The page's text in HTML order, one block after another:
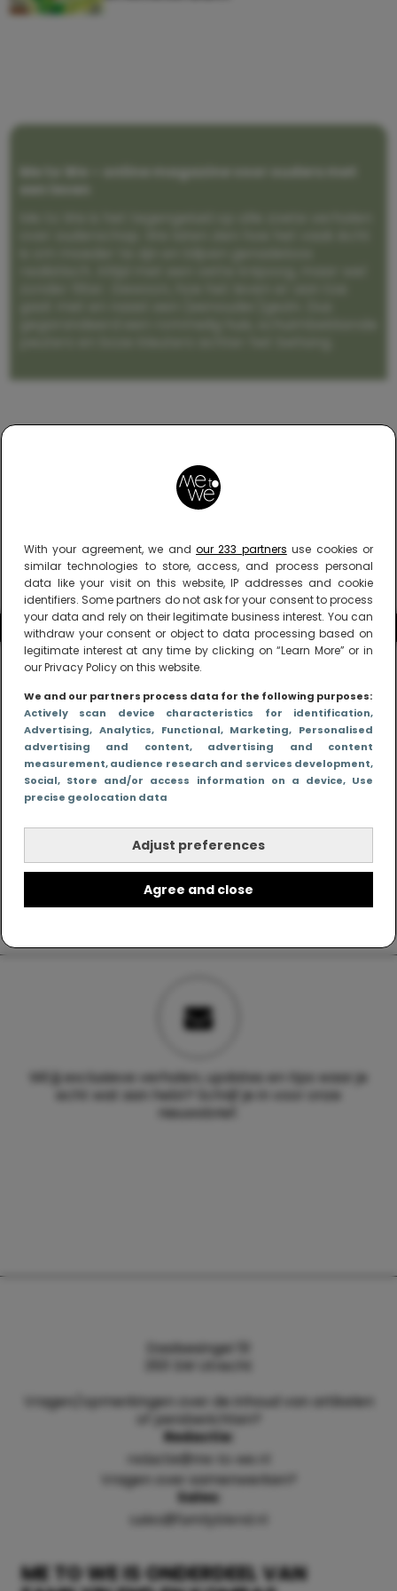
With your agreement, we and our 233 partners use cookies or
similar technologies to store, access, and process personal
data like your visit on this website, IP addresses and cookie
identifiers. Some partners do not ask for your consent to process
your data and rely on their legitimate business interest. You can
withdraw your consent or object to data processing based on
legitimate interest at any time by clicking on “Learn More” or in
our Privacy Policy on this website.
We and our partners process data for the following purposes:
Actively scan device characteristics for identification,
Advertising, Analytics, Functional, Marketing, Personalised
advertising and content, advertising and content
measurement, audience research and services development,
Social, Store and/or access information on a device, Use
precise geolocation data
Adjust preferences
Agree and close
Me to We – online magazine voor ouders met
Wil jij exclusieve verhalen, updates en tips waar je
echt wat aan hebt? Schrijf je in voor onze
nieuwsbrief.
ME TO WE IS ONDERDEEL VAN
Daalsesingel 51
3511 SW Utrecht
Vragen/opmerkingen over de inhoud van artikelen
of persberichten?
Redactie:
redactie@me-to-we.nl
Vragen over samenwerken?
Sales:
sales@familyblend.nl